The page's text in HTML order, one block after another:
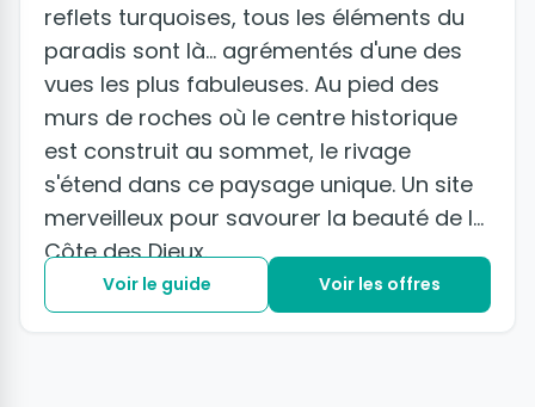
reflets turquoises, tous les éléments du
paradis sont là... agrémentés d'une des
vues les plus fabuleuses. Au pied des
murs de roches où le centre historique
est construit au sommet, le rivage
s'étend dans ce paysage unique. Un site
merveilleux pour savourer la beauté de la
Côte des Dieux.
Voir le guide Voir les offres